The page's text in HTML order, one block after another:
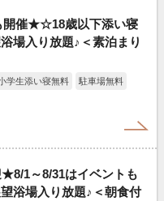
開催★☆18歳以下添い寝
場入り放題♪＜素泊まり
学生添い寝無料
駐車場無料
★8/1～8/31はイベントも
浴場入り放題♪＜朝食付